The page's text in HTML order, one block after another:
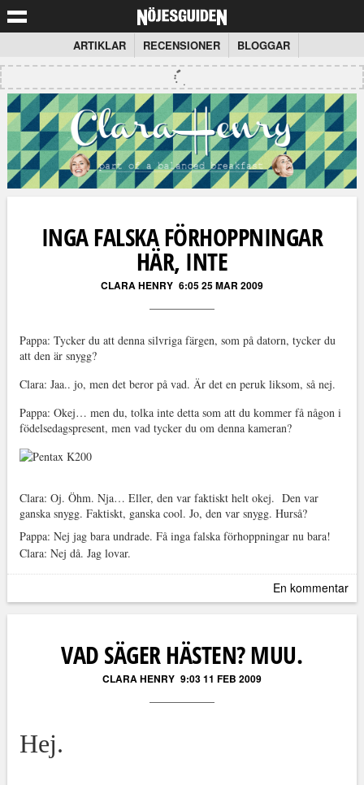
ARTIKLAR RECENSIONER BLOGGAR
INGA FALSKA FÖRHOPPNINGAR
HÄR, INTE
CLARA HENRY 6:05 25 MAR 2009
Pappa: Tycker du att denna silvriga färgen, som på datorn, tycker du
att den är snygg?
Clara: Jaa.. jo, men det beror på vad. Är det en peruk liksom, så nej.
Pappa: Okej… men du, tolka inte detta som att du kommer få någon i
födelsedagspresent, men vad tycker du om denna kameran?
Clara: Oj. Öhm. Nja… Eller, den var faktiskt helt okej. Den var
ganska snygg. Faktiskt, ganska cool. Jo, den var snygg. Hurså?
Pappa: Nej jag bara undrade. Få inga falska förhoppningar nu bara!
Clara: Nej då. Jag lovar.
En kommentar
VAD SÄGER HÄSTEN? MUU.
CLARA HENRY 9:03 11 FEB 2009
Hej.